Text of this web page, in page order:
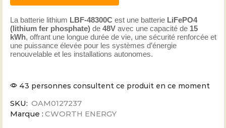
La batterie lithium LBF-48300C est une batterie LiFePO4
(lithium fer phosphate) de 48V avec une capacité de 15
kWh, offrant une longue durée de vie, une sécurité renforcée et
une puissance élevée pour les systèmes d’énergie
renouvelable et les installations autonomes.
43 personnes consultent ce produit en ce moment
SKU: OAM0127237
Marque : CWORTH ENERGY